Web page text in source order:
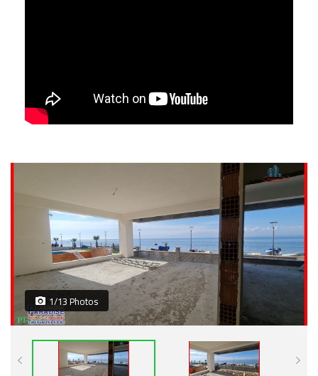
1/13 Photos